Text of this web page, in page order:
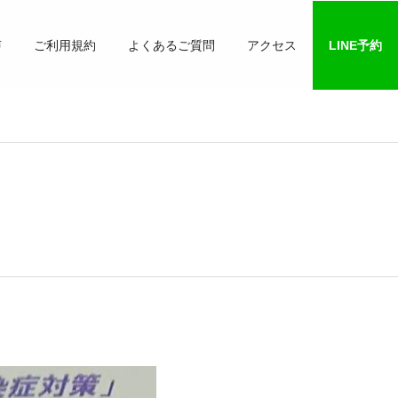
ご利用規約 よくあるご質問 アクセス LINE予約